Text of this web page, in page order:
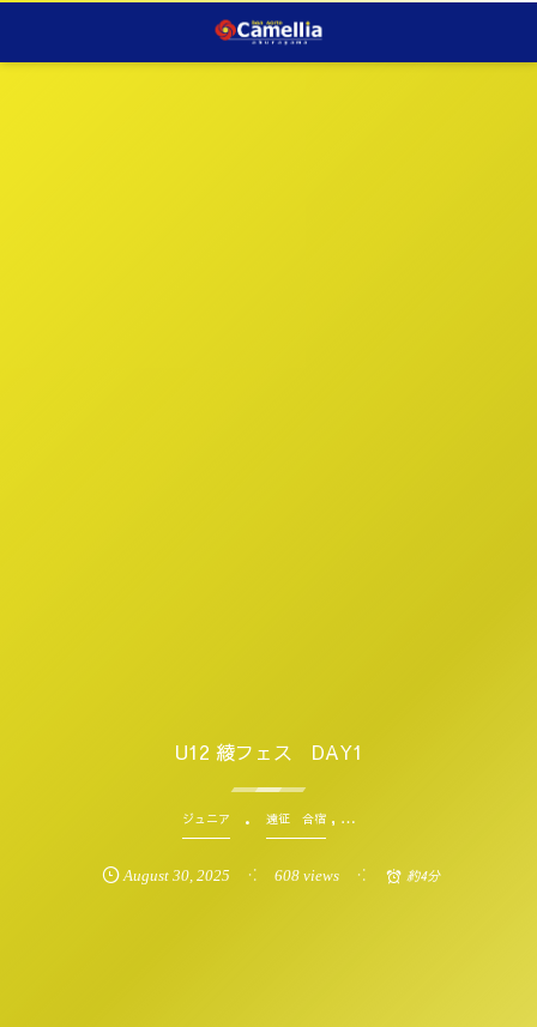
U12 綾フェス DAY1
ジュニア 遠征 合宿, …
August 30,2025 608 views 約4分